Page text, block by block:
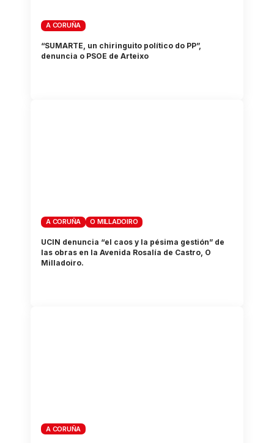
A CORUÑA
“SUMARTE, un chiringuito político do PP”,
denuncia o PSOE de Arteixo
A CORUÑA O MILLADOIRO
UCIN denuncia “el caos y la pésima gestión” de
las obras en la Avenida Rosalía de Castro, O
Milladoiro.
A CORUÑA